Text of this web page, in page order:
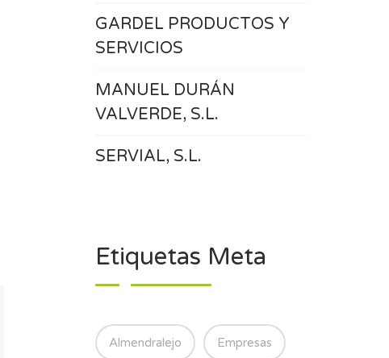
GARDEL PRODUCTOS Y
SERVICIOS
MANUEL DURÁN
VALVERDE, S.L.
SERVIAL, S.L.
Etiquetas Meta
Almendralejo Empresas